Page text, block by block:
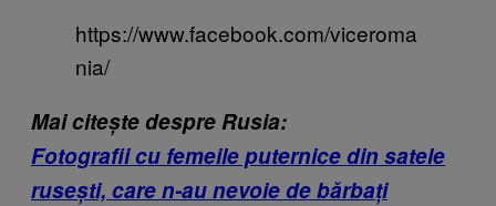
https://www.facebook.com/viceroma
nia/
Mai citește despre Rusia:
Fotografii cu femeile puternice din satele
rusești, care n-au nevoie de bărbați